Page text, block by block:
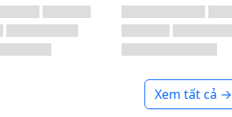
Xem tất cả →